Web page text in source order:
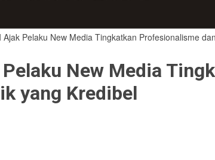
Ajak Pelaku New Media Tingkatkan Profesionalisme
New Media
yang Kredibel